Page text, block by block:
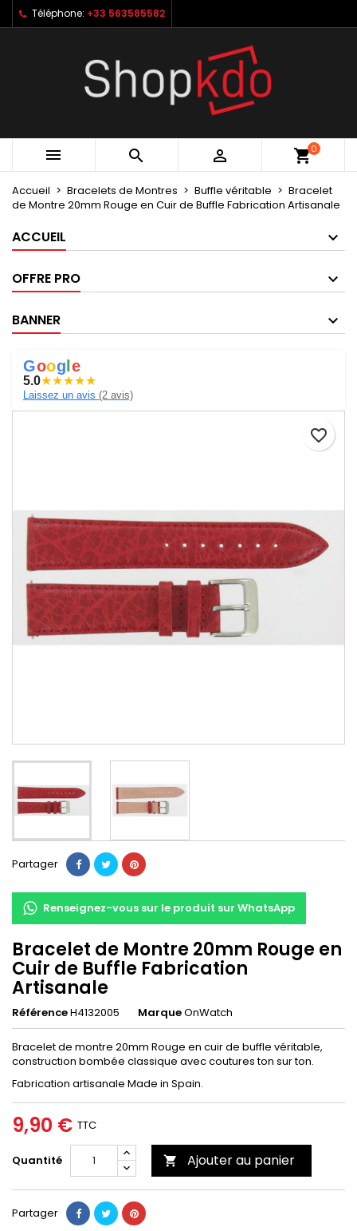
Téléphone: +33 563585582
   shopping_cart0
Accueil Bracelets de Montres Buffle véritable
Bracelet
de Montre 20mm Rouge en Cuir de Buffle Fabrication Artisanale
ACCUEIL
OFFRE PRO
BANNER
Goog e
5.0★★★★★
Laissez un avis (2 avis)
Partager
Renseignez-vous sur le produit sur WhatsApp
Bracelet de Montre 20mm Rouge en
Cuir de Buffle Fabrication
Artisanale
RéférenceH4132005 MarqueOnWatch
Bracelet de montre 20mm Rouge en cuir de buffle véritable,
construction bombée classique avec coutures ton sur ton.
Fabrication artisanale Made in Spain.
9,90 € TTC
Quantité  Ajouter au panier
favorite_border
Partager
My wishlists ×
Create new list
Créer une liste d'envies ×
Nom de la liste d'envies
Annuler Créer une liste d'envies
Connexion ×
Vous devez être connecté pour ajouter des produits
à votre liste d'envies.
Annuler Connexion